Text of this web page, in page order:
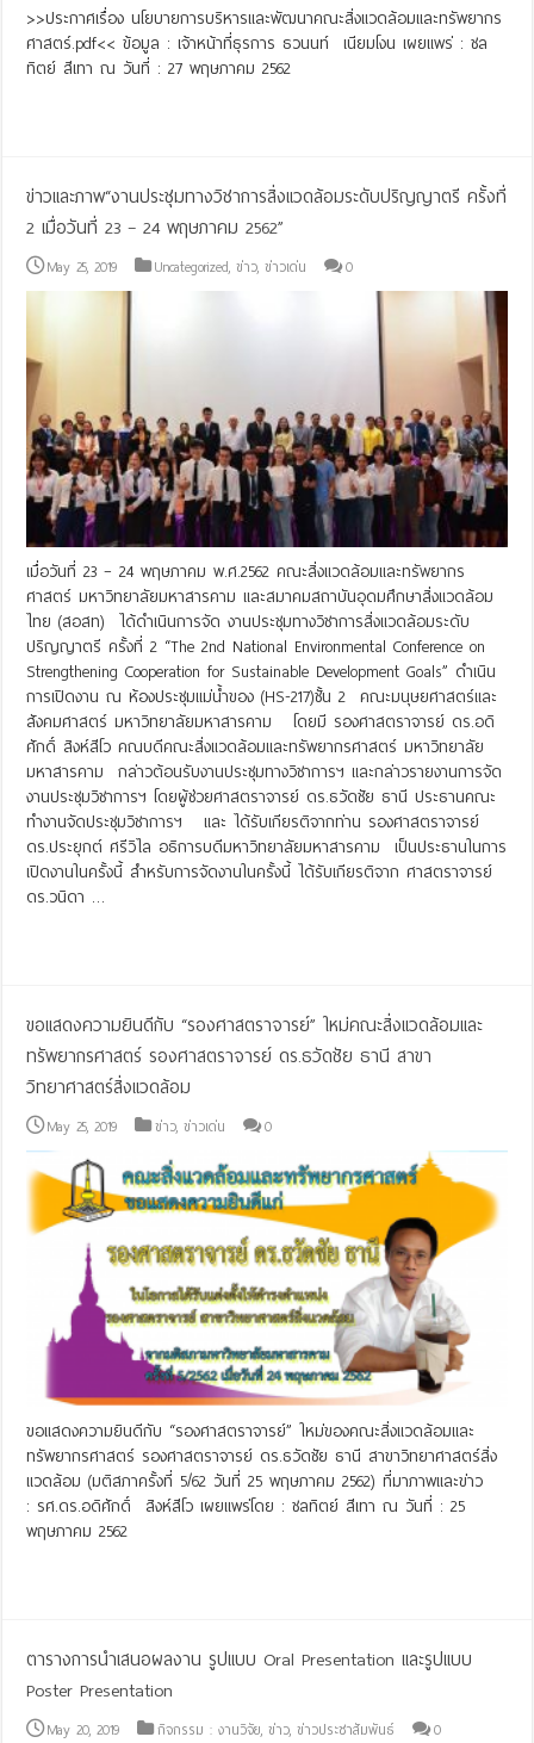
>>ประกาศเรื่อง นโยบายการบริหารและพัฒนาคณะสิ่งแวดล้อมและทรัพยากร
ศาสตร์.pdf<< ข้อมูล : เจ้าหน้าที่ธุรการ ธวนนท์ เนียมโงน เผยแพร่ : ชล
ทิตย์ สีเทา ณ วันที่ : 27 พฤษภาคม 2562
ข่าวและภาพ“งานประชุมทางวิชาการสิ่งแวดล้อมระดับปริญญาตรี ครั้งที่
2 เมื่อวันที่ 23 – 24 พฤษภาคม 2562”
May 25, 2019 Uncategorized,ข่าว,ข่าวเด่น 0
เมื่อวันที่ 23 – 24 พฤษภาคม พ.ศ.2562 คณะสิ่งแวดล้อมและทรัพยากร
ศาสตร์ มหาวิทยาลัยมหาสารคาม และสมาคมสถาบันอุดมศึกษาสิ่งแวดล้อม
ไทย (สอสท) ได้ดำเนินการจัด งานประชุมทางวิชาการสิ่งแวดล้อมระดับ
ปริญญาตรี ครั้งที่ 2 “The 2nd National Environmental Conference on
Strengthening Cooperation for Sustainable Development Goals” ดำเนิน
การเปิดงาน ณ ห้องประชุมแม่น้ำของ (HS-217)ชั้น 2 คณะมนุษยศาสตร์และ
สังคมศาสตร์ มหาวิทยาลัยมหาสารคาม โดยมี รองศาสตราจารย์ ดร.อดิ
ศักดิ์ สิงห์สีโว คณบดีคณะสิ่งแวดล้อมและทรัพยากรศาสตร์ มหาวิทยาลัย
มหาสารคาม กล่าวต้อนรับงานประชุมทางวิชาการฯ และกล่าวรายงานการจัด
งานประชุมวิชาการฯ โดยผู้ช่วยศาสตราจารย์ ดร.ธวัดชัย ธานี ประธานคณะ
ทำงานจัดประชุมวิชาการฯ และ ได้รับเกียรติจากท่าน รองศาสตราจารย์
ดร.ประยุกต์ ศรีวิไล อธิการบดีมหาวิทยาลัยมหาสารคาม เป็นประธานในการ
เปิดงานในครั้งนี้ สำหรับการจัดงานในครั้งนี้ ได้รับเกียรติจาก ศาสตราจารย์
ดร.วนิดา …
ขอแสดงความยินดีกับ “รองศาสตราจารย์” ใหม่คณะสิ่งแวดล้อมและ
ทรัพยากรศาสตร์ รองศาสตราจารย์ ดร.ธวัดชัย ธานี สาขา
วิทยาศาสตร์สิ่งแวดล้อม
May 25, 2019 ข่าว,ข่าวเด่น 0
ขอแสดงความยินดีกับ “รองศาสตราจารย์” ใหม่ของคณะสิ่งแวดล้อมและ
ทรัพยากรศาสตร์ รองศาสตราจารย์ ดร.ธวัดชัย ธานี สาขาวิทยาศาสตร์สิ่ง
แวดล้อม (มติสภาครั้งที่ 5/62 วันที่ 25 พฤษภาคม 2562) ที่มาภาพและข่าว
: รศ.ดร.อดิศักดิ์ สิงห์สีโว เผยแพร่โดย : ชลทิตย์ สีเทา ณ วันที่ : 25
พฤษภาคม 2562
ตารางการนำเสนอผลงาน รูปแบบ Oral Presentation และรูปแบบ
Poster Presentation
May 20, 2019 กิจกรรม : งานวิจัย,ข่าว,ข่าวประชาสัมพันธ์ 0